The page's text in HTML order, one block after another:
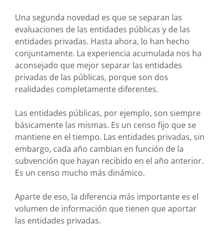
Una segunda novedad es que se separan las
evaluaciones de las entidades públicas y de las
entidades privadas. Hasta ahora, lo han hecho
conjuntamente. La experiencia acumulada nos ha
aconsejado que mejor separar las entidades
privadas de las públicas, porque son dos
realidades completamente diferentes.
Las entidades públicas, por ejemplo, son siempre
básicamente las mismas. Es un censo fijo que se
mantiene en el tiempo. Las entidades privadas, sin
embargo, cada año cambian en función de la
subvención que hayan recibido en el año anterior.
Es un censo mucho más dinámico.
Aparte de eso, la diferencia más importante es el
volumen de información que tienen que aportar
las entidades privadas.